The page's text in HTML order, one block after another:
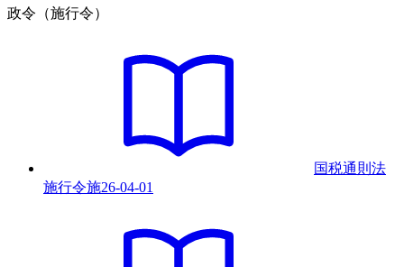
政令（施行令）
国税通則法
施行令施26-04-01